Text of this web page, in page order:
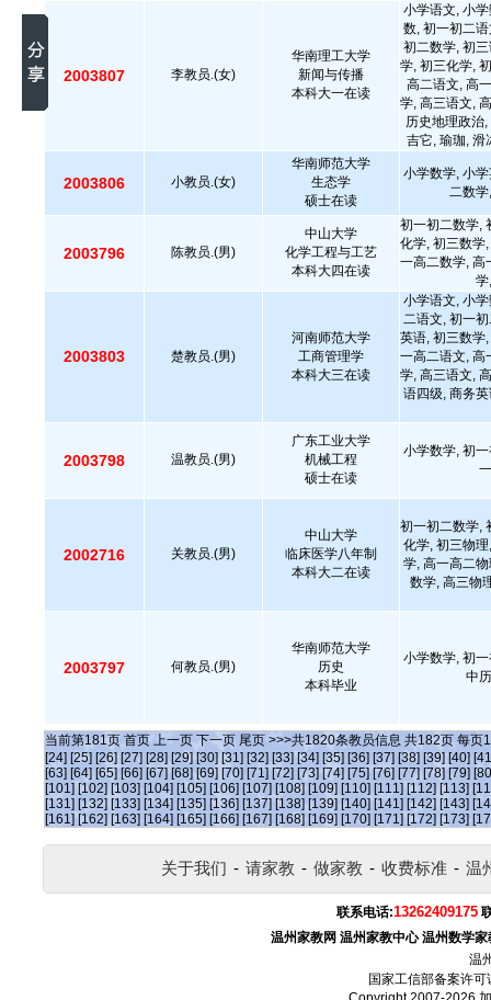
2003807 李教员.(女)
华南理工大学
新闻与传播
本科大一在读
小学语文, 小
数, 初一初二
初二数学, 初
学, 初三化学,
高二语文, 高
学, 高三语文,
历史地理政治
吉它, 瑜珈, 滑
2003806 小教员.(女)
华南师范大学
生态学
硕士在读
小学数学, 小
二数
2003796 陈教员.(男)
中山大学
化学工程与工艺
本科大四在读
初一初二数学,
化学, 初三数学
一高二数学, 高
2003803 楚教员.(男)
河南师范大学
工商管理学
本科大三在读
小学语文, 小
二语文, 初一
英语, 初三数学
一高二语文, 高
学, 高三语文,
语四级, 商务
2003798 温教员.(男)
广东工业大学
机械工程
硕士在读
小学数学, 初
2002716 关教员.(男)
中山大学
临床医学八年制
本科大二在读
初一初二数学,
化学, 初三物
学, 高一高二
数学, 高三物
2003797 何教员.(男)
华南师范大学
历史
本科毕业
小学数学, 初
中
当前第181页 首页 上一页 下一页 尾页 >>>共1820条教员信息 共182页 每页
[24] [25] [26] [27] [28] [29] [30] [31] [32] [33] [34] [35] [36] [37] [38] [39] [40]
[63] [64] [65] [66] [67] [68] [69] [70] [71] [72] [73] [74] [75] [76] [77] [78] [79]
[101] [102] [103] [104] [105] [106] [107] [108] [109] [110] [111] [112] [113]
[131] [132] [133] [134] [135] [136] [137] [138] [139] [140] [141] [142] [143]
[161] [162] [163] [164] [165] [166] [167] [168] [169] [170] [171] [172] [173]
关于我们 - 请家教 - 做家教 - 收费标准 - 温
联系电话:13262409175
温州家教网 温州家教中心 温州数学家
温
国家工信部备案许可